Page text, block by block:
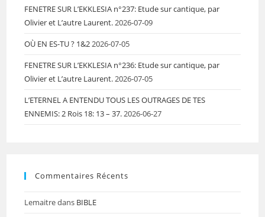
FENETRE SUR L’EKKLESIA n°237: Etude sur cantique, par
Olivier et L’autre Laurent.2026-07-09
OÙ EN ES-TU ? 1&22026-07-05
FENETRE SUR L’EKKLESIA n°236: Etude sur cantique, par
Olivier et L’autre Laurent.2026-07-05
L’ETERNEL A ENTENDU TOUS LES OUTRAGES DE TES
ENNEMIS: 2 Rois 18: 13 – 37.2026-06-27
Commentaires Récents
Lemaitredans BIBLE